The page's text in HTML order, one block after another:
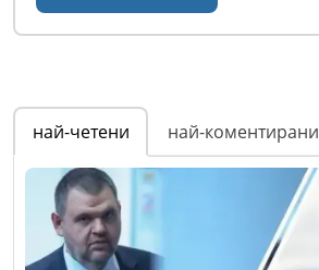
най-четени най-коментирани